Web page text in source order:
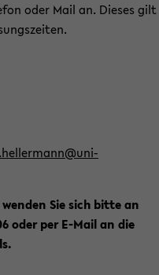
oder Mail an. Die­ses gilt
Sie sich bitte an
oder per E-​Mail an die